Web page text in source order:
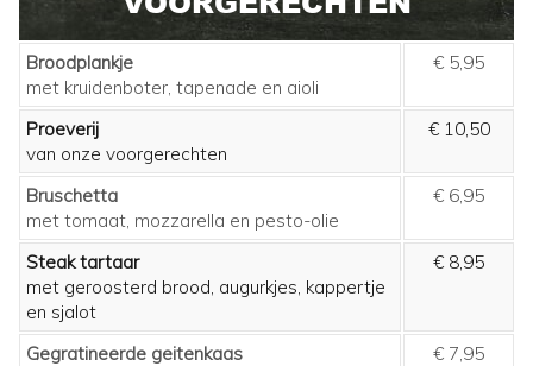
Broodplankje
met kruidenboter, tapenade en aioli
€ 5,95
Proeverij
van onze voorgerechten
€ 10,50
Bruschetta
met tomaat, mozzarella en pesto-olie
€ 6,95
Steak tartaar
met geroosterd brood, augurkjes, kappertje
en sjalot
€ 8,95
Gegratineerde geitenkaas
€ 7,95